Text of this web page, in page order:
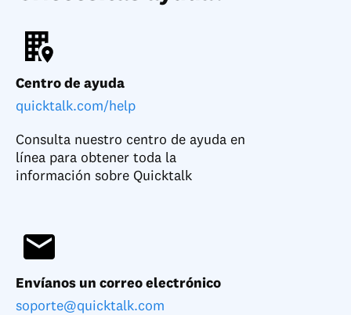
Centro de ayuda
quicktalk.com/help
Consulta nuestro centro de ayuda en
línea para obtener toda la
información sobre Quicktalk
Envíanos un correo electrónico
soporte@quicktalk.com